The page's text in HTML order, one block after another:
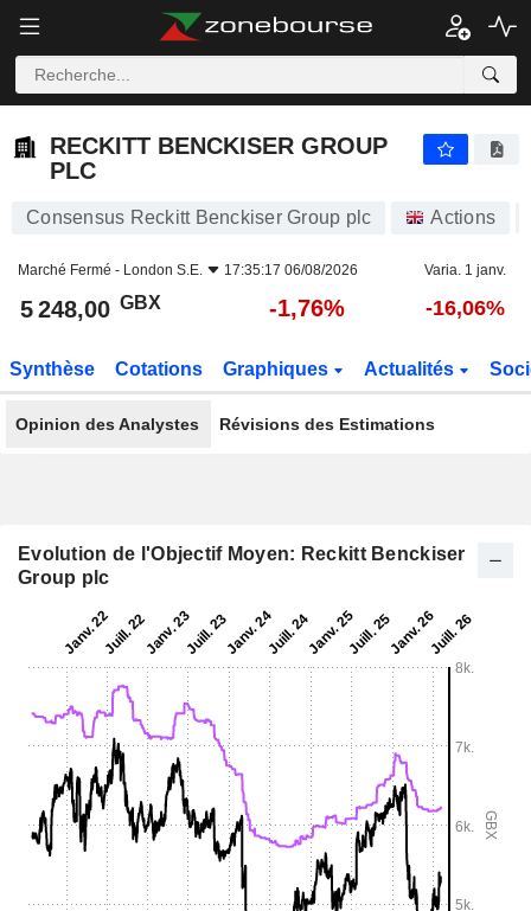
RECKITT BENCKISER GROUP
PLC
Consensus Reckitt Benckiser Group plc Actions
Marché Fermé - London S.E. 17:35:17 06/08/2026 Varia. 1 janv.
5 248,00 GBX -1,76% -16,06%
Synthèse Cotations Graphiques Actualités
Opinion des Analystes Révisions des Estimations
Evolution de l'Objectif Moyen: Reckitt Benckiser
Group plc